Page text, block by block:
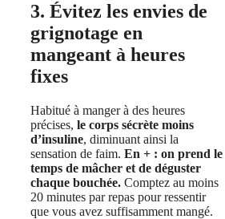
3. Évitez les envies de
grignotage en
mangeant à heures
fixes
Habitué à manger à des heures
précises, le corps sécrète moins
d’insuline, diminuant ainsi la
sensation de faim. En + : on prend le
temps de mâcher et de déguster
chaque bouchée. Comptez au moins
20 minutes par repas pour ressentir
que vous avez suffisamment mangé.